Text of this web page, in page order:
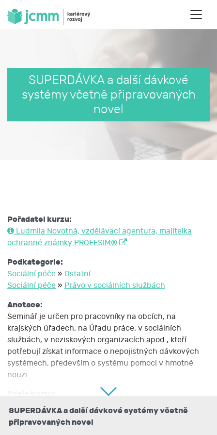
SUPERDÁVKA a další dávkové
systémy včetně připravovaných
novel
Pořadatel kurzu:
Ludmila Novotná, vzdělávací agentura, majitelka
ochranné známky PROFESIM®
Podkategorie:
Sociální péče » Ostatní
Sociální péče » Právo v sociálních službách
Anotace:
Seminář je určen pro pracovníky na obcích, na
krajských úřadech, na Úřadu práce, v sociálních
službách, v neziskových organizacích apod., kteří
potřebují získat informace o nepojistných dávkových
systémech, především o systému pomoci v hmotné
nouzi.
Současné a chystané změny v nepojistných sociálních
dávkách.
SUPERDÁVKA a další dávkové systémy včetně
připravovaných novel